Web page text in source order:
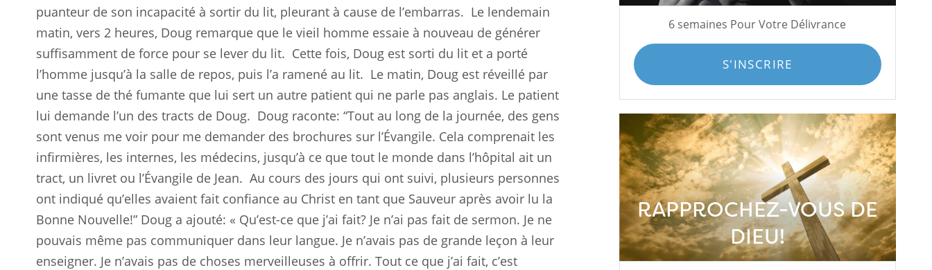
puanteur de son incapacité à sortir du lit, pleurant à cause de l’embarras. Le lendemain
matin, vers 2 heures, Doug remarque que le vieil homme essaie à nouveau de générer
suffisamment de force pour se lever du lit. Cette fois, Doug est sorti du lit et a porté
l’homme jusqu’à la salle de repos, puis l’a ramené au lit. Le matin, Doug est réveillé par
une tasse de thé fumante que lui sert un autre patient qui ne parle pas anglais. Le patient
lui demande l’un des tracts de Doug. Doug raconte: “Tout au long de la journée, des gens
sont venus me voir pour me demander des brochures sur l’Évangile. Cela comprenait les
infirmières, les internes, les médecins, jusqu’à ce que tout le monde dans l’hôpital ait un
tract, un livret ou l’Évangile de Jean. Au cours des jours qui ont suivi, plusieurs personnes
ont indiqué qu’elles avaient fait confiance au Christ en tant que Sauveur après avoir lu la
Bonne Nouvelle!” Doug a ajouté: « Qu’est-ce que j’ai fait? Je n’ai pas fait de sermon. Je ne
pouvais même pas communiquer dans leur langue. Je n’avais pas de grande leçon à leur
enseigner. Je n’avais pas de choses merveilleuses à offrir. Tout ce que j’ai fait, c’est
6 semaines Pour Votre Délivrance
S'INSCRIRE
RAPPROCHEZ-VOUS DE
DIEU!